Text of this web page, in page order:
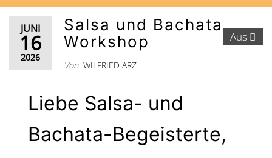
JUNI
16
2026
Aus
Salsa und Bachata
Workshop
Von WILFRIED ARZ
Liebe Salsa- und
Bachata-Begeisterte,